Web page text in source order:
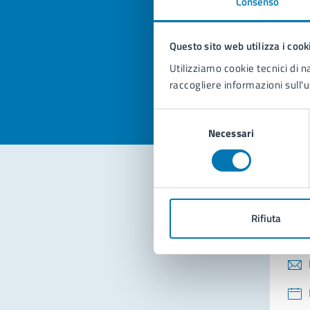
Questo sito web utilizza i
Utilizziamo cookie tecnici di
raccogliere informazioni
consenso
Necessari
Rifiuta